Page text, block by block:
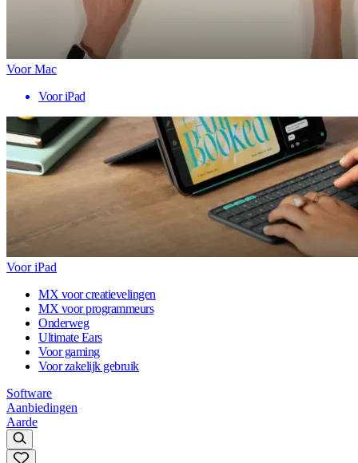
Voor Mac
Voor iPad
Voor iPad
MX voor creatievelingen
MX voor programmeurs
Onderweg
Ultimate Ears
Voor gaming
Voor zakelijk gebruik
Software
Aanbiedingen
Aarde